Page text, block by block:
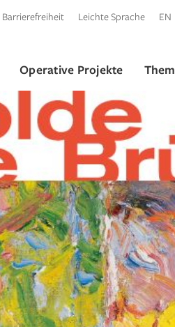
Barrierefreiheit Leichte Sprache EN
Operative Projekte